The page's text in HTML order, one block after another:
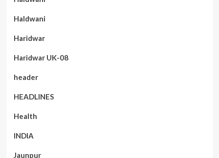
Haldwani
Haridwar
Haridwar UK-08
header
HEADLINES
Health
INDIA
Jaunpur